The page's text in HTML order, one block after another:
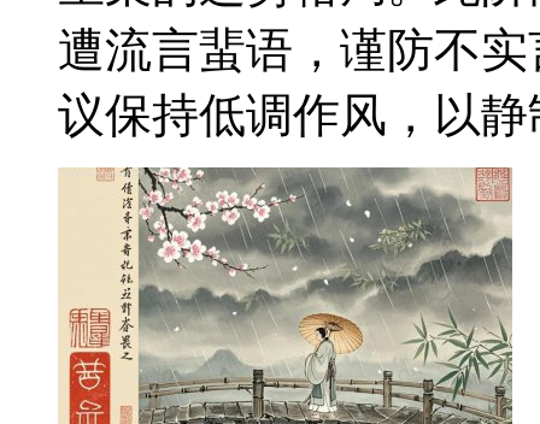
遭流言蜚语，谨防不
议保持低调作风，以